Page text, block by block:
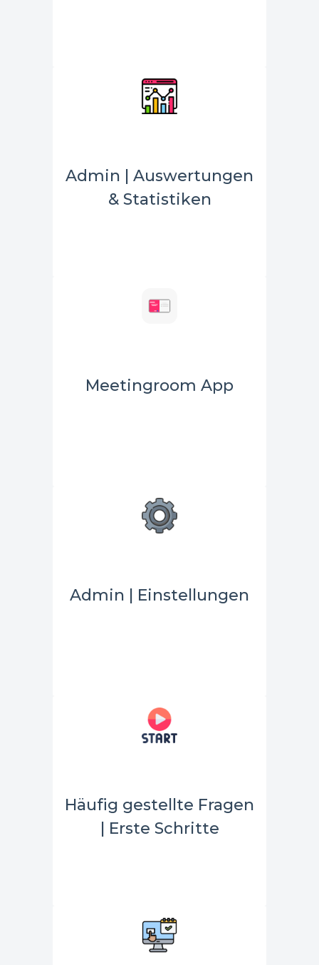
Admin | Auswertungen
& Statistiken
Meetingroom App
Admin | Einstellungen
Häufig gestellte Fragen
| Erste Schritte